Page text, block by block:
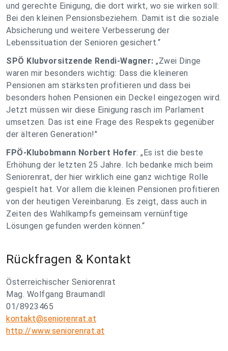
und gerechte Einigung, die dort wirkt, wo sie wirken soll:
Bei den kleinen Pensionsbeziehern. Damit ist die soziale
Absicherung und weitere Verbesserung der
Lebenssituation der Senioren gesichert.“
SPÖ Klubvorsitzende Rendi-Wagner: „Zwei Dinge
waren mir besonders wichtig: Dass die kleineren
Pensionen am stärksten profitieren und dass bei
besonders hohen Pensionen ein Deckel eingezogen wird.
Jetzt müssen wir diese Einigung rasch im Parlament
umsetzen. Das ist eine Frage des Respekts gegenüber
der älteren Generation!"
FPÖ-Klubobmann Norbert Hofer: „Es ist die beste
Erhöhung der letzten 25 Jahre. Ich bedanke mich beim
Seniorenrat, der hier wirklich eine ganz wichtige Rolle
gespielt hat. Vor allem die kleinen Pensionen profitieren
von der heutigen Vereinbarung. Es zeigt, dass auch in
Zeiten des Wahlkampfs gemeinsam vernünftige
Lösungen gefunden werden können.“
Rückfragen & Kontakt
Österreichischer Seniorenrat
Mag. Wolfgang Braumandl
01/8923465
kontakt@seniorenrat.at
http://www.seniorenrat.at